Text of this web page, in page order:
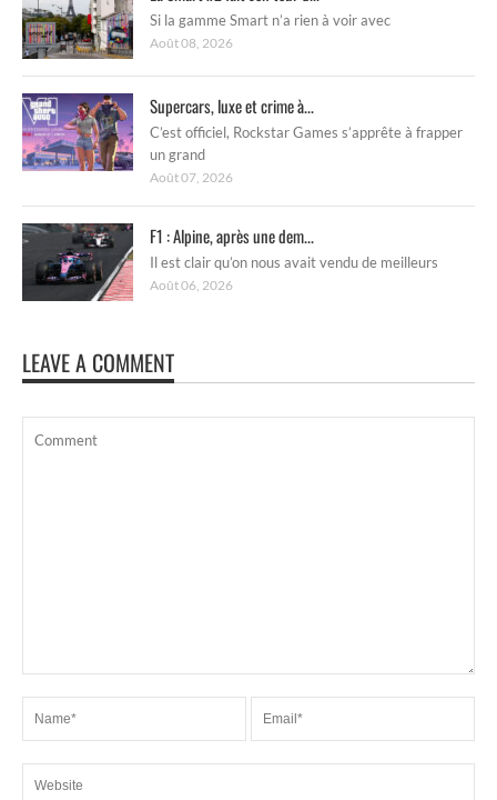
Si la gamme Smart n’a rien à voir avec
Août 08, 2026
Supercars, luxe et crime à...
C’est officiel, Rockstar Games s’apprête à frapper
un grand
Août 07, 2026
F1 : Alpine, après une dem...
Il est clair qu’on nous avait vendu de meilleurs
Août 06, 2026
LEAVE A COMMENT